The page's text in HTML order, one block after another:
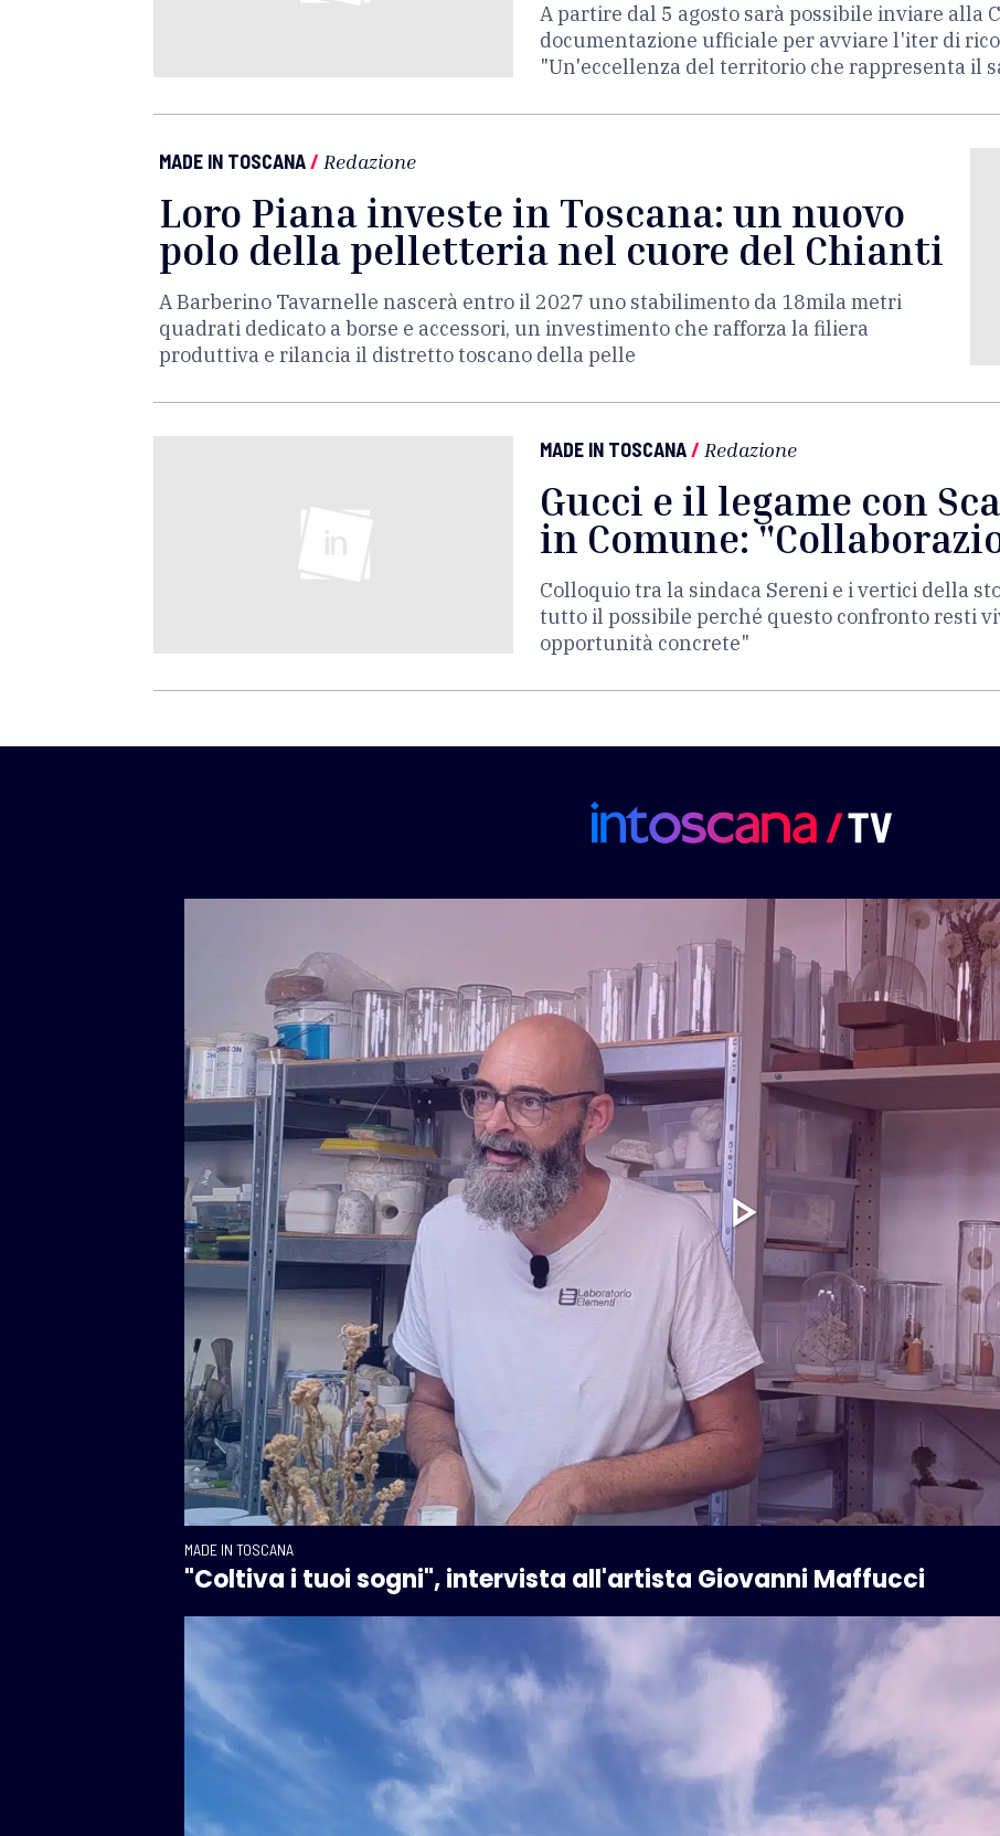
A partire dal 5 agosto sarà possibile inviare alla
documentazione ufficiale per avviare l'iter di
"Un'eccellenza del territorio che rappresenta il
MADE IN TOSCANA/ Redazione
Loro Piana investe in Toscana: un nuovo
polo della pelletteria nel cuore del Chianti
A Barberino Tavarnelle nascerà entro il 2027 uno stabilimento da 18mila metri
quadrati dedicato a borse e accessori, un investimento che rafforza la filiera
produttiva e rilancia il distretto toscano della pelle
MADE IN TOSCANA/ Redazione
Gucci e il legame con
in Comune:
Colloquio tra la sindaca Sereni e i vertici della
tutto il possibile perché questo confronto resti
opportunità concrete"
MADE IN TOSCANA
"Coltiva i tuoi sogni", intervista all'artista Giovanni Maffucci